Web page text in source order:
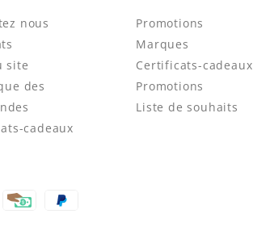
nous
site
des
cadeaux
Promotions
Marques
Certificats-cadeaux
Promotions
Liste de souhaits